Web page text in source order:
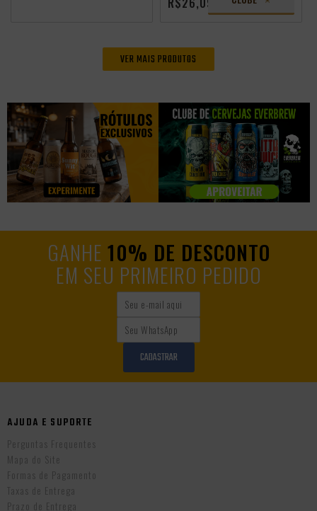
VER MAIS PRODUTOS
GANHE 10% DE DESCONTO
EM SEU PRIMEIRO PEDIDO
CADASTRAR
AJUDA E SUPORTE
Perguntas Frequentes
Mapa do Site
Formas de Pagamento
Taxas de Entrega
Prazo de Entrega